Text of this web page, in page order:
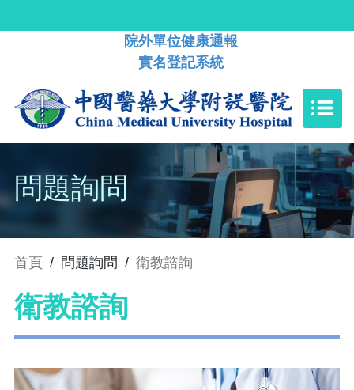
院外單位健康通報
實名登記系統
問題詢問
首頁 / 問題詢問 / 衛教諮詢
衛教諮詢